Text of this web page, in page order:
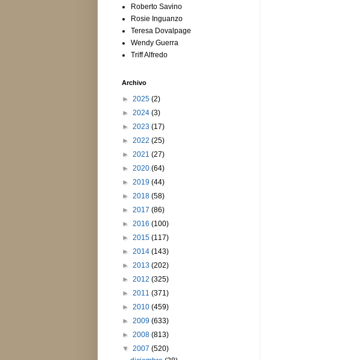
Roberto Savino
Rosie Inguanzo
Teresa Dovalpage
Wendy Guerra
Triff Alfredo
Archivo
► 2025 (2)
► 2024 (3)
► 2023 (17)
► 2022 (25)
► 2021 (27)
► 2020 (64)
► 2019 (44)
► 2018 (58)
► 2017 (86)
► 2016 (100)
► 2015 (117)
► 2014 (143)
► 2013 (202)
► 2012 (325)
► 2011 (371)
► 2010 (459)
► 2009 (633)
► 2008 (813)
▼ 2007 (520)